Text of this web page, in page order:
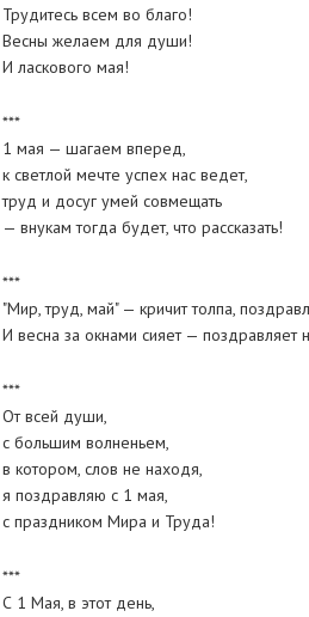
Трудитесь всем во благо!
Весны желаем для души!
И ласкового мая!
***
1 мая — шагаем вперед,
к светлой мечте успех нас ведет,
труд и досуг умей совмещать
— внукам тогда будет, что рассказать!
***
"Мир, труд, май" — кричит толпа,
И весна за окнами сияет — поздравляет
***
От всей души,
с большим волненьем,
в котором, слов не находя,
я поздравляю с 1 мая,
с праздником Мира и Труда!
***
С 1 Мая, в этот день,